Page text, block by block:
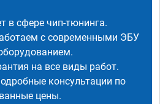
в сфере чип-тюнинга.
с современными ЭБУ
на все виды работ.
консультации по
цены.